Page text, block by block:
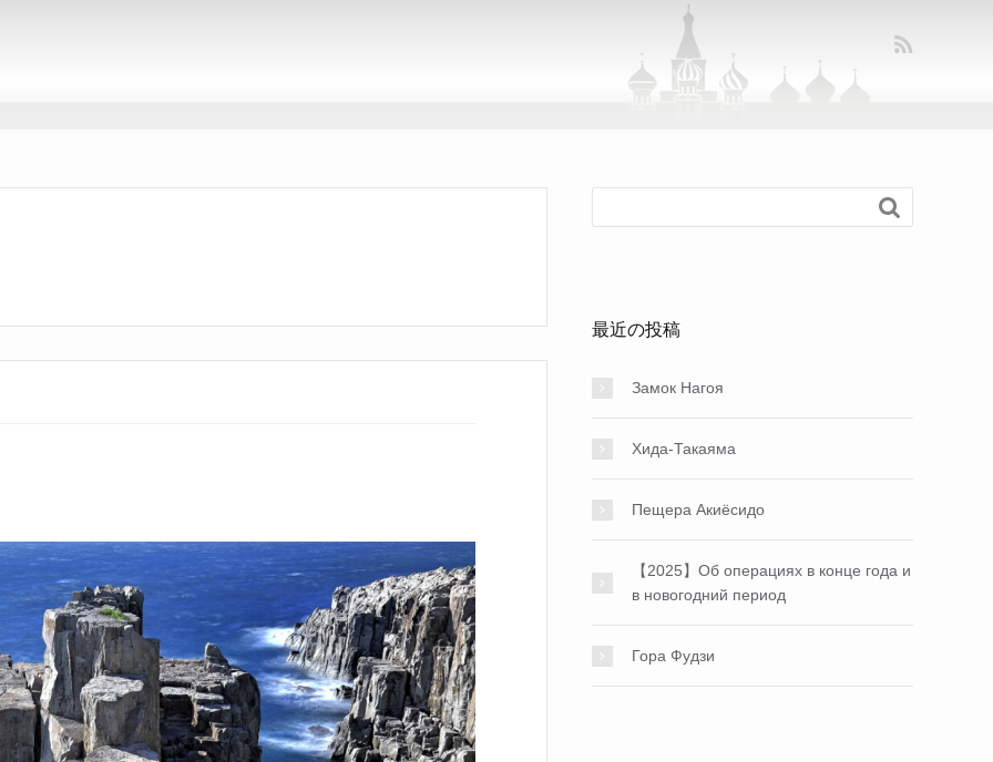

最近の投稿
Замок Нагоя
Хида-Такаяма
Пещера Акиёсидо
【2025】Об операциях в конце года и
в новогодний период
Гора Фудзи